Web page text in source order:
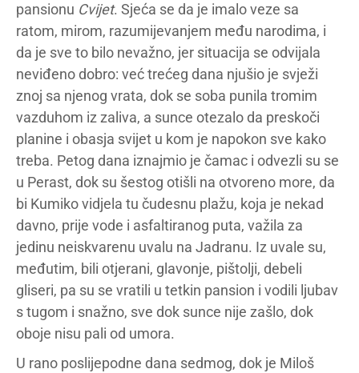
pansionu Cvijet. Sjeća se da je imalo veze sa
ratom, mirom, razumijevanjem među narodima, i
da je sve to bilo nevažno, jer situacija se odvijala
neviđeno dobro: već trećeg dana njušio je svježi
znoj sa njenog vrata, dok se soba punila tromim
vazduhom iz zaliva, a sunce otezalo da preskoči
planine i obasja svijet u kom je napokon sve kako
treba. Petog dana iznajmio je čamac i odvezli su se
u Perast, dok su šestog otišli na otvoreno more, da
bi Kumiko vidjela tu čudesnu plažu, koja je nekad
davno, prije vode i asfaltiranog puta, važila za
jedinu neiskvarenu uvalu na Jadranu. Iz uvale su,
međutim, bili otjerani, glavonje, pištolji, debeli
gliseri, pa su se vratili u tetkin pansion i vodili ljubav
s tugom i snažno, sve dok sunce nije zašlo, dok
oboje nisu pali od umora.
U rano poslijepodne dana sedmog, dok je Miloš